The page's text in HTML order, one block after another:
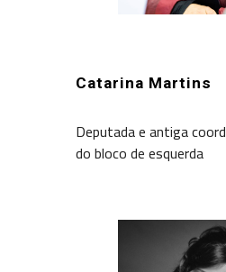
Catarina Martins
Deputada e antiga
do bloco de esquerda